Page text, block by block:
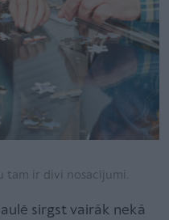
tam ir divi nosacījumi.
sirgst vairāk nekā